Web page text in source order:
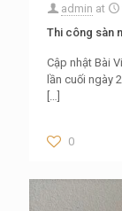
admin at
Thi công sàn
Cập nhật Bài
lần cuối ngày
[…]
0